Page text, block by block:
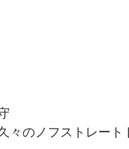
々のノフストレー